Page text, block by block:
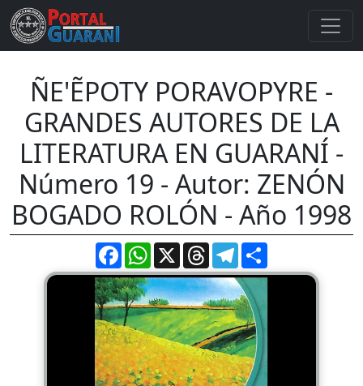
ÑE'ẼPOTY PORAVOPYRE -
GRANDES AUTORES DE LA
LITERATURA EN GUARANÍ -
Número 19 - Autor: ZENÓN
BOGADO ROLÓN - Año 1998
FacebookWhatsApp
X ThreadsTelegram